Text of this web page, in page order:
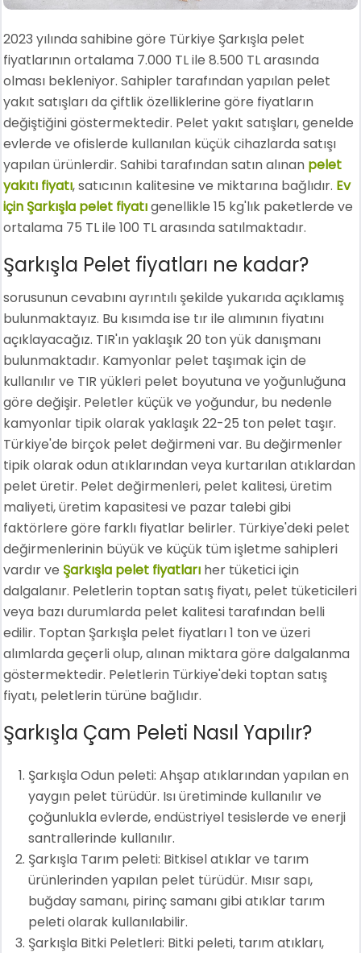
2023 yılında sahibine göre Türkiye Şarkışla pelet
fiyatlarının ortalama 7.000 TL ile 8.500 TL arasında
olması bekleniyor. Sahipler tarafından yapılan pelet
yakıt satışları da çiftlik özelliklerine göre fiyatların
değiştiğini göstermektedir. Pelet yakıt satışları, genelde
evlerde ve ofislerde kullanılan küçük cihazlarda satışı
yapılan ürünlerdir. Sahibi tarafından satın alınan pelet
yakıtı fiyatı, satıcının kalitesine ve miktarına bağlıdır. Ev
için Şarkışla pelet fiyatıgenellikle 15 kg'lık paketlerde ve
ortalama 75 TL ile 100 TL arasında satılmaktadır.
Şarkışla Pelet fiyatları ne kadar?
sorusunun cevabını ayrıntılı şekilde yukarıda açıklamış
bulunmaktayız. Bu kısımda ise tır ile alımının fiyatını
açıklayacağız. TIR'ın yaklaşık 20 ton yük danışmanı
bulunmaktadır. Kamyonlar pelet taşımak için de
kullanılır ve TIR yükleri pelet boyutuna ve yoğunluğuna
göre değişir. Peletler küçük ve yoğundur, bu nedenle
kamyonlar tipik olarak yaklaşık 22-25 ton pelet taşır.
Türkiye'de birçok pelet değirmeni var. Bu değirmenler
tipik olarak odun atıklarından veya kurtarılan atıklardan
pelet üretir. Pelet değirmenleri, pelet kalitesi, üretim
maliyeti, üretim kapasitesi ve pazar talebi gibi
faktörlere göre farklı fiyatlar belirler. Türkiye'deki pelet
değirmenlerinin büyük ve küçük tüm işletme sahipleri
vardır ve Şarkışla pelet fiyatları her tüketici için
dalgalanır. Peletlerin toptan satış fiyatı, pelet tüketicileri
veya bazı durumlarda pelet kalitesi tarafından belli
edilir. Toptan Şarkışla pelet fiyatları 1 ton ve üzeri
alımlarda geçerli olup, alınan miktara göre dalgalanma
göstermektedir. Peletlerin Türkiye'deki toptan satış
fiyatı, peletlerin türüne bağlıdır.
Şarkışla Çam Peleti Nasıl Yapılır?
Şarkışla Odun peleti: Ahşap atıklarından yapılan en
yaygın pelet türüdür. Isı üretiminde kullanılır ve
çoğunlukla evlerde, endüstriyel tesislerde ve enerji
santrallerinde kullanılır.
Şarkışla Tarım peleti: Bitkisel atıklar ve tarım
ürünlerinden yapılan pelet türüdür. Mısır sapı,
buğday samanı, pirinç samanı gibi atıklar tarım
peleti olarak kullanılabilir.
Şarkışla Bitki Peletleri: Bitki peleti, tarım atıkları,